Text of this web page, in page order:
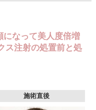
になって美人度倍増
ス注射の処置前と処
施術直後